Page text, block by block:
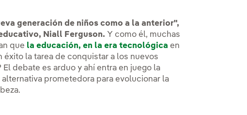
generación de niños como a la anterior",
Niall Ferguson. Y como él, muchas
que la educación, en la era tecnológica en
la tarea de conquistar a los nuevos
debate es arduo y ahí entra en juego la
prometedora para evolucionar la